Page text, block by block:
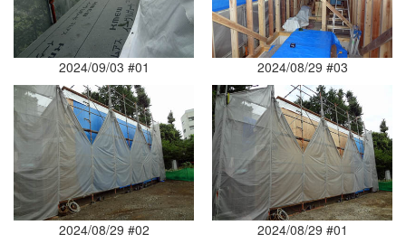
2024/09/03 #01 2024/08/29 #03
2024/08/29 #02 2024/08/29 #01